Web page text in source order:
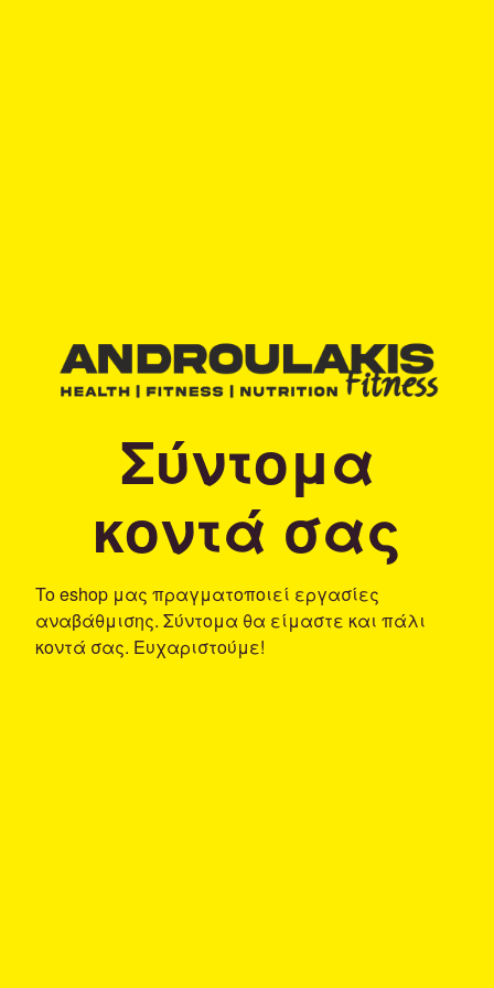
Σύντομα
κοντά σας
To eshop μας πραγματοποιεί εργασίες
αναβάθμισης. Σύντομα θα είμαστε και πάλι
κοντά σας. Ευχαριστούμε!